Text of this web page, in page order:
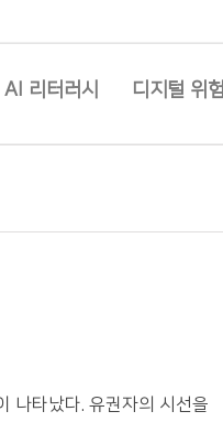
AI 리터러시 디지털 위험
나타났다. 유권자의 시선을